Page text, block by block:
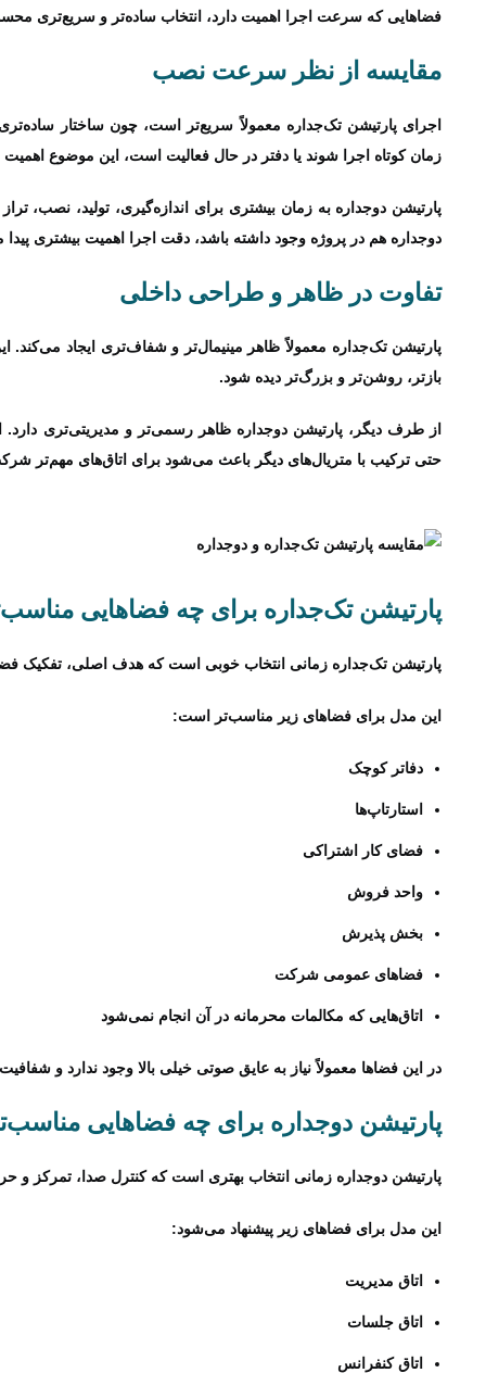
فضاهایی که سرعت اجرا اهمیت دارد، انتخاب ساده‌تر و سریع‌تری
مقایسه از نظر سرعت نصب
اجرای پارتیشن تک‌جداره معمولاً سریع‌تر است، چون ساختار
زمان کوتاه اجرا شوند یا دفتر در حال فعالیت است، این موضوع اهمیت
پارتیشن دوجداره به زمان بیشتری برای اندازه‌گیری، تولید، نصب،
دوجداره هم در پروژه وجود داشته باشد، دقت اجرا اهمیت بیشتری پیدا
تفاوت در ظاهر و طراحی داخلی
پارتیشن تک‌جداره معمولاً ظاهر مینیمال‌تر و شفاف‌تری ایجاد
بازتر، روشن‌تر و بزرگ‌تر دیده شود.
از طرف دیگر، پارتیشن دوجداره ظاهر رسمی‌تر و مدیریتی‌تری
حتی ترکیب با متریال‌های دیگر باعث می‌شود برای اتاق‌های مهم‌تر
پارتیشن تک‌جداره برای چه فضاهایی
پارتیشن تک‌جداره زمانی انتخاب خوبی است که هدف اصلی، تفکیک
این مدل برای فضاهای زیر مناسب‌تر است:
دفاتر کوچک
استارتاپ‌ها
فضای کار اشتراکی
واحد فروش
بخش پذیرش
فضاهای عمومی شرکت
اتاق‌هایی که مکالمات محرمانه در آن انجام نمی‌شود
در این فضاها معمولاً نیاز به عایق صوتی خیلی بالا وجود ندارد و
پارتیشن دوجداره برای چه فضاهایی
پارتیشن دوجداره زمانی انتخاب بهتری است که کنترل صدا، تمرکز
این مدل برای فضاهای زیر پیشنهاد می‌شود:
اتاق مدیریت
اتاق جلسات
اتاق کنفرانس